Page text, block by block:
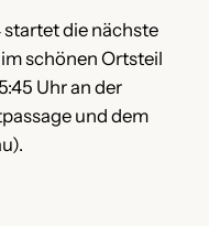
startet die nächste
schönen Ortsteil
Uhr an der
und dem